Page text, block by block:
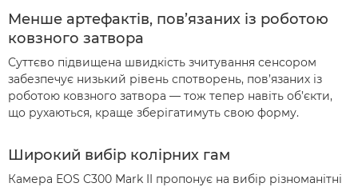
Менше артефактів, пов’язаних із роботою
ковзного затвора
Суттєво підвищена швидкість зчитування сенсором
забезпечує низький рівень спотворень, пов’язаних із
роботою ковзного затвора — тож тепер навіть об’єкти,
що рухаються, краще зберігатимуть свою форму.
Широкий вибір колірних гам
Камера EOS C300 Mark II пропонує на вибір різноманітні